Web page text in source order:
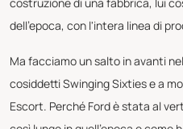
dell'epoca, con l'intera linea di
Ma facciamo un salto in avanti
cosiddetti Swinging Sixties e a
Escort. Perché Ford è stata al